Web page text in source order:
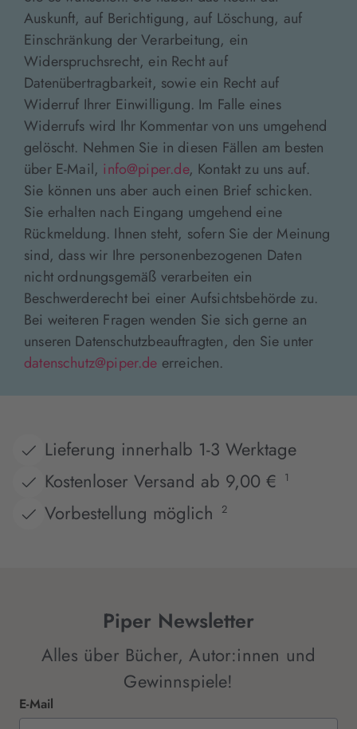
Auskunft, auf Berichtigung, auf Löschung, auf
Einschränkung der Verarbeitung, ein
Widerspruchsrecht, ein Recht auf
Datenübertragbarkeit, sowie ein Recht auf
Widerruf Ihrer Einwilligung. Im Falle eines
Widerrufs wird Ihr Kommentar von uns umgehend
gelöscht. Nehmen Sie in diesen Fällen am besten
über E-Mail, info@piper.de, Kontakt zu uns auf.
Sie können uns aber auch einen Brief schicken.
Sie erhalten nach Eingang umgehend eine
Rückmeldung. Ihnen steht, sofern Sie der Meinung
sind, dass wir Ihre personenbezogenen Daten
nicht ordnungsgemäß verarbeiten ein
Beschwerderecht bei einer Aufsichtsbehörde zu.
Bei weiteren Fragen wenden Sie sich gerne an
unseren Datenschutzbeauftragten, den Sie unter
datenschutz@piper.de erreichen.
Lieferung innerhalb 1-3 Werktage
Kostenloser Versand ab 9,00 €
1
Vorbestellung möglich 2
Piper Newsletter
Alles über Bücher, Autor:innen und
Gewinnspiele!
E-Mail